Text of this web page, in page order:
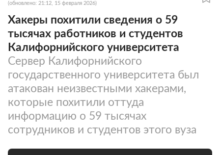
(обновлено: 21:12, 15 февраля 2026)
Хакеры похитили сведения о 59
тысячах работников и студентов
Калифорнийского университета
Сервер Калифорнийского
государственного университета был
атакован неизвестными хакерами,
которые похитили оттуда
информацию о 59 тысячах
сотрудников и студентов этого вуза